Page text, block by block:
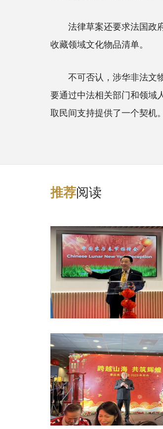
法律草案还要求法国政府
收藏领域文化物品清单。
不可否认，涉华非法文物
要通过中法相关部门和领域
取民间支持提供了一个契机
推荐阅读